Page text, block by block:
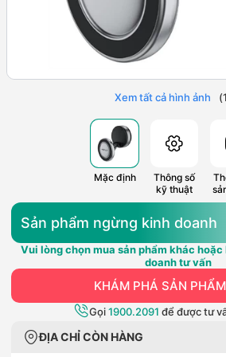
Xem tất cả hình ảnh (1
Mặc định
Thông số
kỹ thuật
Sản phẩm ngừng kinh doanh
Vui lòng chọn mua sản phẩm khác
doanh tư vấn
KHÁM PHÁ SẢN
Gọi1900.2091 để được tư
ĐỊA CHỈ CÒN HÀNG